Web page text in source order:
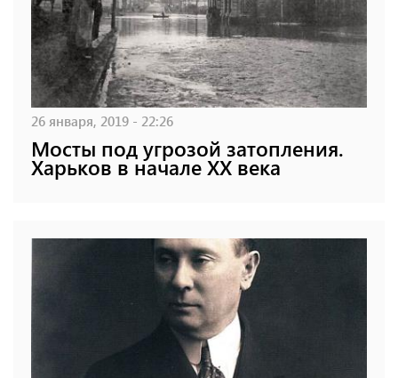
26 января, 2019 - 22:26
Мосты под угрозой затопления.
Харьков в начале XX века